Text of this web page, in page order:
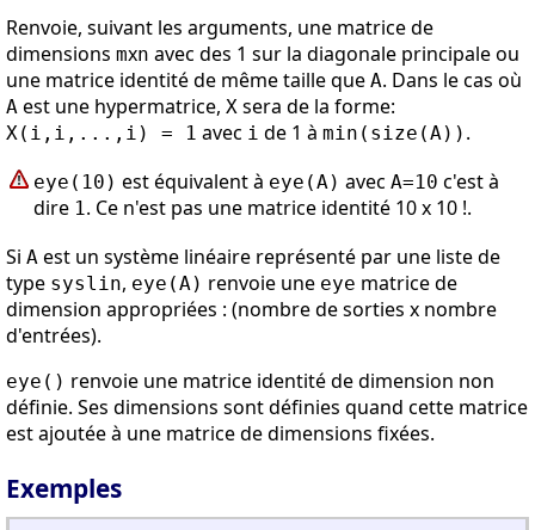
Renvoie, suivant les arguments, une matrice de
dimensions mxn avec des 1 sur la diagonale principale ou
une matrice identité de même taille que A. Dans le cas où
A est une hypermatrice, X sera de la forme:
X(i,i,...,i) = 1 avec i de 1 à min(size(A)) .
eye(10) est équivalent à eye(A) avec A=10 c'est à
dire 1. Ce n'est pas une matrice identité 10 x 10 !.
Si A est un système linéaire représenté par une liste de
type syslin, eye(A) renvoie une eye matrice de
dimension appropriées : (nombre de sorties x nombre
d'entrées).
eye() renvoie une matrice identité de dimension non
définie. Ses dimensions sont définies quand cette matrice
est ajoutée à une matrice de dimensions fixées.
Exemples